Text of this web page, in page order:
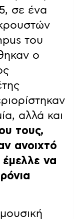
σε ένα
του
ο
αλλά και
τους,
ανοιχτό
έμελλε να